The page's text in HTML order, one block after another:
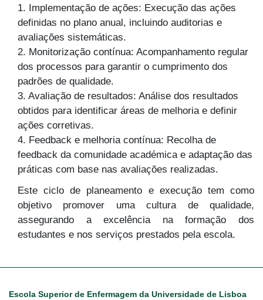
1. Implementação de ações: Execução das ações
definidas no plano anual, incluindo auditorias e
avaliações sistemáticas.
2. Monitorização contínua: Acompanhamento regular
dos processos para garantir o cumprimento dos
padrões de qualidade.
3. Avaliação de resultados: Análise dos resultados
obtidos para identificar áreas de melhoria e definir
ações corretivas.
4. Feedback e melhoria contínua: Recolha de
feedback da comunidade académica e adaptação das
práticas com base nas avaliações realizadas.
Este ciclo de planeamento e execução tem como
objetivo promover uma cultura de qualidade,
assegurando a excelência na formação dos
estudantes e nos serviços prestados pela escola.
Escola Superior de Enfermagem da Universidade de Lisboa